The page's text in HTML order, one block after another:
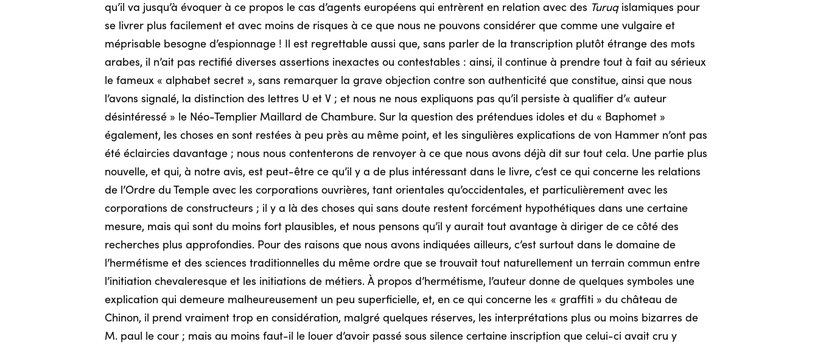
qu’il va jusqu’à évoquer à ce propos le cas d’agents européens qui entrèrent en relation avec des Turuqislamiques pour
se livrer plus facilement et avec moins de risques à ce que nous ne pouvons considérer que comme une vulgaire et
méprisable besogne d’espionnage ! Il est regrettable aussi que, sans parler de la transcription plutôt étrange des mots
arabes, il n’ait pas rectifié diverses assertions inexactes ou contestables : ainsi, il continue à prendre tout à fait au sérieux
le fameux « alphabet secret », sans remarquer la grave objection contre son authenticité que constitue, ainsi que nous
l’avons signalé, la distinction des lettres U et V ; et nous ne nous expliquons pas qu’il persiste à qualifier d’« auteur
désintéressé » le Néo-Templier Maillard de Chambure. Sur la question des prétendues idoles et du « Baphomet »
également, les choses en sont restées à peu près au même point, et les singulières explications de von Hammer n’ont pas
été éclaircies davantage ; nous nous contenterons de renvoyer à ce que nous avons déjà dit sur tout cela. Une partie plus
nouvelle, et qui, à notre avis, est peut-être ce qu’il y a de plus intéressant dans le livre, c’est ce qui concerne les relations
de l’Ordre du Temple avec les corporations ouvrières, tant orientales qu’occidentales, et particulièrement avec les
corporations de constructeurs ; il y a là des choses qui sans doute restent forcément hypothétiques dans une certaine
mesure, mais qui sont du moins fort plausibles, et nous pensons qu’il y aurait tout avantage à diriger de ce côté des
recherches plus approfondies. Pour des raisons que nous avons indiquées ailleurs, c’est surtout dans le domaine de
l’hermétisme et des sciences traditionnelles du même ordre que se trouvait tout naturellement un terrain commun entre
l’initiation chevaleresque et les initiations de métiers. À propos d’hermétisme, l’auteur donne de quelques symboles une
explication qui demeure malheureusement un peu superficielle, et, en ce qui concerne les « graffiti » du château de
Chinon, il prend vraiment trop en considération, malgré quelques réserves, les interprétations plus ou moins bizarres de
M. paul le cour ; mais au moins faut-il le louer d’avoir passé sous silence certaine inscription que celui-ci avait cru y